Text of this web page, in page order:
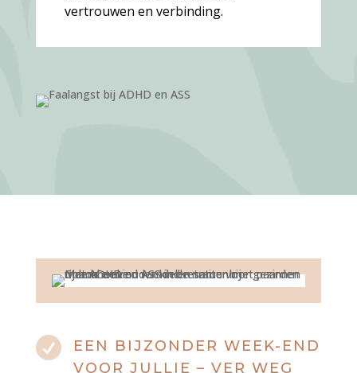
vertrouwen en verbinding.

EEN BIJZONDER WEEK-END
VOOR JULLIE – VER WEG